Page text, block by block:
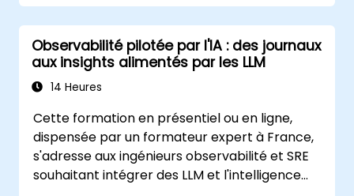
Observabilité pilotée par l'IA : des journaux
aux insights alimentés par les LLM
14 Heures
Cette formation en présentiel ou en ligne,
dispensée par un formateur expert à France,
s'adresse aux ingénieurs observabilité et SRE
souhaitant intégrer des LLM et l'intelligence